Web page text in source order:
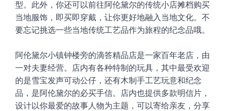
型。此外，你还可以前往阿伦黛尔的传统小店摊档购买
当地服饰，即买即穿戴，让你更好地融入当地文化。不
要忘记挑选一些当地传统工艺品作为旅程的纪念品哦。
阿伦黛尔小镇钟楼旁的滴答精品店是一家百年老店，由
一对夫妻经营。店内有各种特制的玩具，其中最受欢迎
的是雪宝发声可动公仔，还有木制手工艺玩意和纪念
品，是阿伦黛尔的必买手信。店内也提供多款明信片，
设计以你最爱的故事人物为主题，可以寄给亲友，分享